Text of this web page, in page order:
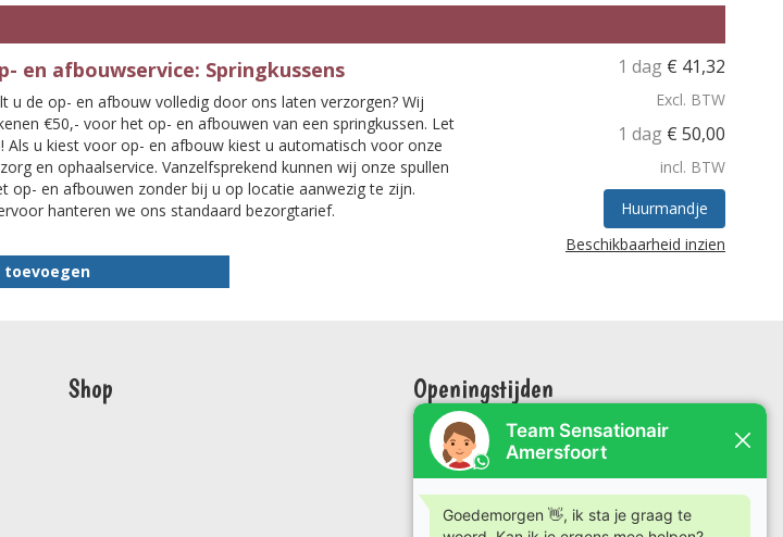
1 dag € 41,32
Excl. BTW
1 dag € 50,00
incl. BTW
Huurmandje
Beschikbaarheid inzien
en afbouwservice: Springkussens
u de op- en afbouw volledig door ons laten verzorgen? Wij
€50,- voor het op- en afbouwen van een springkussen. Let
Als u kiest voor op- en afbouw kiest u automatisch voor onze
en ophaalservice. Vanzelfsprekend kunnen wij onze spullen
op- en afbouwen zonder bij u op locatie aanwezig te zijn.
hanteren we ons standaard bezorgtarief.
toevoegen
Shop Openingstijden
Maandag: 09:00 tot 17:00
Dinsdag: 09 00 tot 17:00
Woensdag: 09:00 tot 17:00